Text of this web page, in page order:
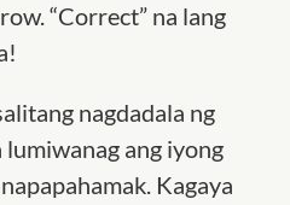
“Correct” na lang
nagdadala ng
ang iyong
Kagaya